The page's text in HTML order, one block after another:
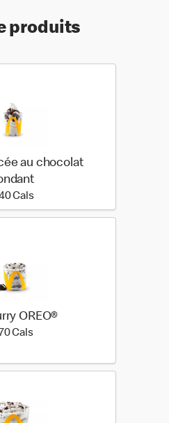
produits
au chocolat
Cals340 calories
OREO®
Cals570 calories